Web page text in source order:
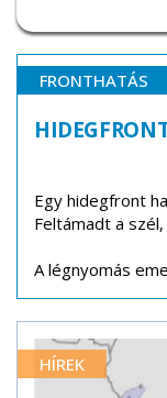
FRONTHATÁS
Egy hidegfront
Feltámadt a
A légnyomás
HÍREK